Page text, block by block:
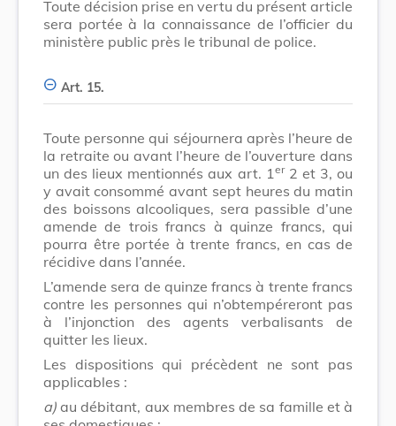
Toute décision prise en vertu du présent article
sera portée à la connaissance de l’officier du
ministère public près le tribunal de police.
Art. 15.
Toute personne qui séjournera après l’heure de
la retraite ou avant l’heure de l’ouverture dans
un des lieux mentionnés aux art. 1 er2 et 3, ou
y avait consommé avant sept heures du matin
des boissons alcooliques, sera passible d’une
amende de trois francs à quinze francs, qui
pourra être portée à trente francs, en cas de
récidive dans l’année.
L’amende sera de quinze francs à trente francs
contre les personnes qui n’obtempéreront pas
à l’injonction des agents verbalisants de
quitter les lieux.
Les dispositions qui précèdent ne sont pas
applicables :
a) au débitant, aux membres de sa famille et à